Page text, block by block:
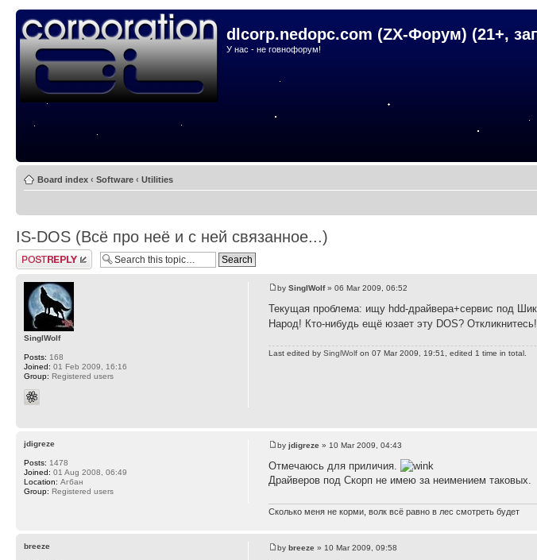
dlcorp.nedopc.com (ZX-Форум) (21+,
У нас - не говнофорум!
Board index ‹ Software ‹ Utilities
IS-DOS (Всё про неё и с ней связанное...)
Post a reply
bySinglWolf» 06 Mar 2009, 06:52
Текущая проблема: ищу hdd-драйвера+сервис под
Народ! Кто-нибудь ещё юзает эту DOS?
Last edited bySinglWolf on 07 Mar 2009, 19:51, edited 1 time in total.
SinglWolf
Posts: 168
Joined: 01 Feb 2009, 16:16
Group: Registered users
byjdigreze » 10 Mar 2009, 04:43
Отмечаюсь для приличия.
Драйверов под Скорп не имею за неимением таковых.
Сколько меня не корми, волк всё равно в лес смотреть будет
jdigreze
Posts: 1478
Joined: 01 Aug 2008, 06:49
Location: Агбан
Group: Registered users
bybreeze » 10 Mar 2009, 09:58
breeze